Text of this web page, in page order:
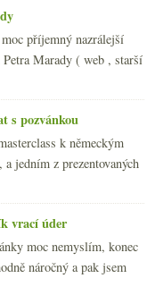
příjemný nazrálejší
Marady ( web , starší
s pozvánkou
k německým
jedním z prezentovaných
vrací úder
moc nemyslím, konec
náročný a pak jsem